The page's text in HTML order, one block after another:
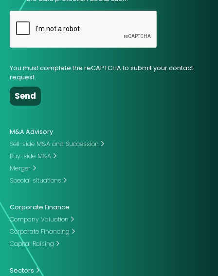
You must complete the reCAPTCHA to submit your contact
request.
M&A Advisory
Sell-side M&A and Succession
Buy-side M&A
Merger
Special situations
Corporate Finance
Company Valuation
Corporate Financing
Capital Raising
Sectors